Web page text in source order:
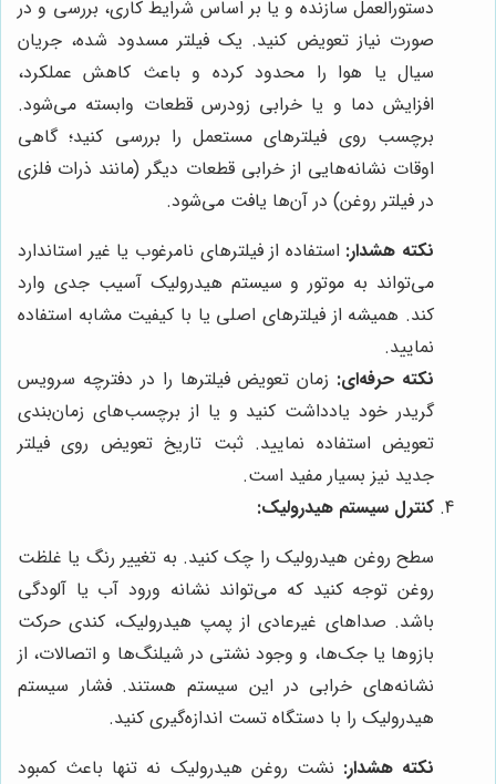
دستورالعمل سازنده و یا بر اساس شرایط کاری، بررسی و در
صورت نیاز تعویض کنید. یک فیلتر مسدود شده، جریان
سیال یا هوا را محدود کرده و باعث کاهش عملکرد،
افزایش دما و یا خرابی زودرس قطعات وابسته می‌شود.
برچسب روی فیلترهای مستعمل را بررسی کنید؛ گاهی
اوقات نشانه‌هایی از خرابی قطعات دیگر (مانند ذرات فلزی
در فیلتر روغن) در آن‌ها یافت می‌شود.
نکته هشدار: استفاده از فیلترهای نامرغوب یا غیر استاندارد
می‌تواند به موتور و سیستم هیدرولیک آسیب جدی وارد
کند. همیشه از فیلترهای اصلی یا با کیفیت مشابه استفاده
نمایید.
نکته حرفه‌ای: زمان تعویض فیلترها را در دفترچه سرویس
گریدر خود یادداشت کنید و یا از برچسب‌های زمان‌بندی
تعویض استفاده نمایید. ثبت تاریخ تعویض روی فیلتر
جدید نیز بسیار مفید است.
کنترل سیستم هیدرولیک:
سطح روغن هیدرولیک را چک کنید. به تغییر رنگ یا غلظت
روغن توجه کنید که می‌تواند نشانه ورود آب یا آلودگی
باشد. صداهای غیرعادی از پمپ هیدرولیک، کندی حرکت
بازوها یا جک‌ها، و وجود نشتی در شیلنگ‌ها و اتصالات، از
نشانه‌های خرابی در این سیستم هستند. فشار سیستم
هیدرولیک را با دستگاه تست اندازه‌گیری کنید.
نکته هشدار: نشت روغن هیدرولیک نه تنها باعث کمبود